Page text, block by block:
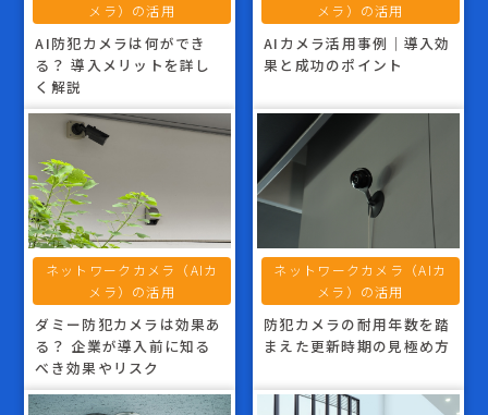
メラ）の活用
AI防犯カメラは何ができ
る？ 導入メリットを詳し
く解説
メラ）の活用
AIカメラ活用事例｜導入効
果と成功のポイント
ネットワークカメラ（AIカ
メラ）の活用
ダミー防犯カメラは効果あ
る？ 企業が導入前に知る
べき効果やリスク
ネットワークカメラ（AIカ
メラ）の活用
防犯カメラの耐用年数を踏
まえた更新時期の見極め方